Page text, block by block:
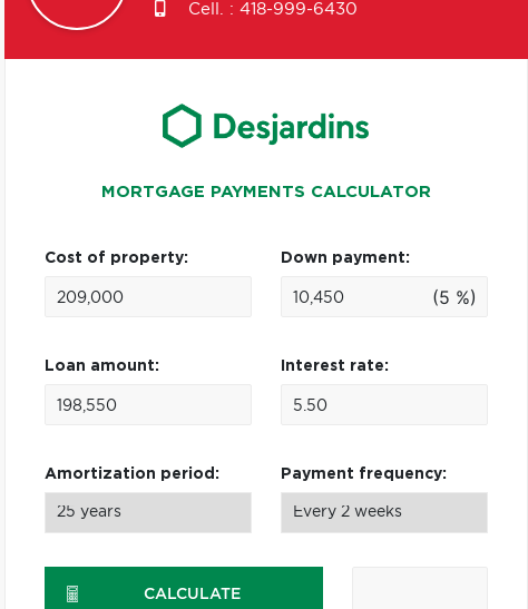
Cell. : 418-999-6430
MORTGAGE PAYMENTS CALCULATOR
Cost of property: Down payment:
(5 %)
Loan amount: Interest rate:
Amortization period: Payment frequency:
CALCULATE